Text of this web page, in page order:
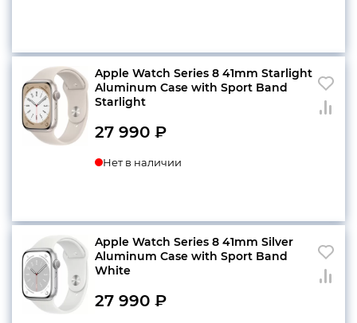
Apple Watch Series 8 41mm Starlight
Aluminum Case with Sport Band
Starlight
27 990 ₽
Нет в наличии
Apple Watch Series 8 41mm Silver
Aluminum Case with Sport Band
White
27 990 ₽